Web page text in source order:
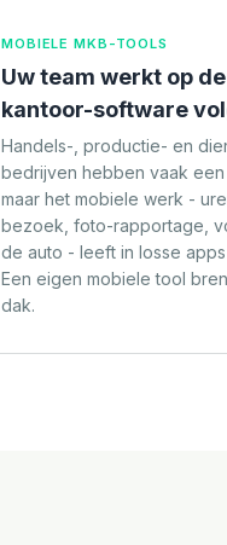
MOBIELE MKB-TOOLS
Uw team werkt op
kantoor-software
Handels-, productie- en
bedrijven hebben vaak een
maar het mobiele werk -
bezoek, foto-rapportage,
de auto - leeft in losse
Een eigen mobiele tool
dak.